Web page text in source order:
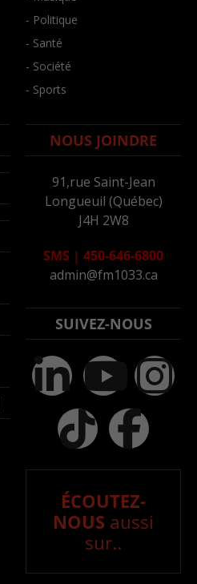
- Politique
- Santé
- Société
- Sports
NOUS JOINDRE
91,rue Saint-Jean
Longueuil (Québec)
J4H 2W8
SMS | 450-646-6800
admin@fm1033.ca
SUIVEZ-NOUS
ÉCOUTEZ-
NOUS aussi
sur..